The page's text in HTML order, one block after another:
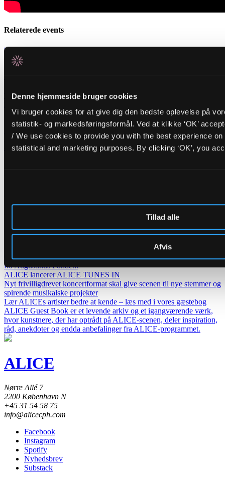
Denne hjemmeside bruger cookies
Vi bruger cookies for at give dig den bedste oplevelse på
statistik- og markedsføringsformål. Ved at klikke ‘OK’
/ We use cookies to provide you with the best experience
statistical and marketing purposes. By clicking ‘OK’, you
Tillad alle
Afvis
Relaterede events
Tirsdag _01.09.26
Traditionel persisk slagtøj møder modular synth i fascinerende soundscapes
Opening Concert: Roda de SantoBR/PT+
DJ Carla SchackBR/DK
Lederskifte på ALICE
Bestyrelsen igangsætter nu processen med at finde en ny
spillestedsleder.
Skoleelever inviteres ind i koncertsalens magi
ALICE tager skolekoncerten til et nyt niveau og inviterer elever fra
0.–10. klasse ind i koncertsalens professionelle rammer – med støtte
fra Augustinus Fonden.
ALICE lancerer ALICE TUNES IN
Nyt frivilligdrevet koncertformat skal give scenen til nye stemmer og
spirende musikalske projekter
Lær ALICEs artister bedre at kende – læs med i vores gæstebog
ALICE Guest Book er et levende arkiv og et igangværende værk,
hvor kunstnere, der har optrådt på ALICE-scenen, deler inspiration,
råd, anekdoter og endda anbefalinger fra ALICE-programmet.
ALICE
Nørre Allé 7
2200 København N
+45 31 54 58 75
info@alicecph.com
Facebook
Instagram
Spotify
Nyhedsbrev
Substack